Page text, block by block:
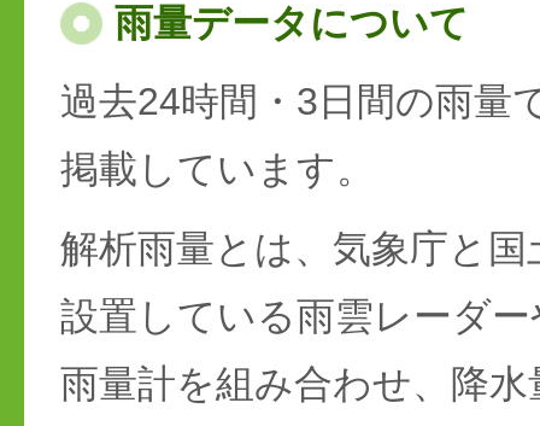
雨量データについて
過去24時間・3日間の雨量
掲載しています。
解析雨量とは、気象庁と
設置している雨雲レーダ
雨量計を組み合わせ、降